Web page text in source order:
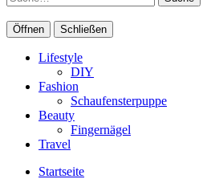
Öffnen Schließen
Lifestyle
DIY
Fashion
Schaufensterpuppe
Beauty
Fingernägel
Travel
Startseite